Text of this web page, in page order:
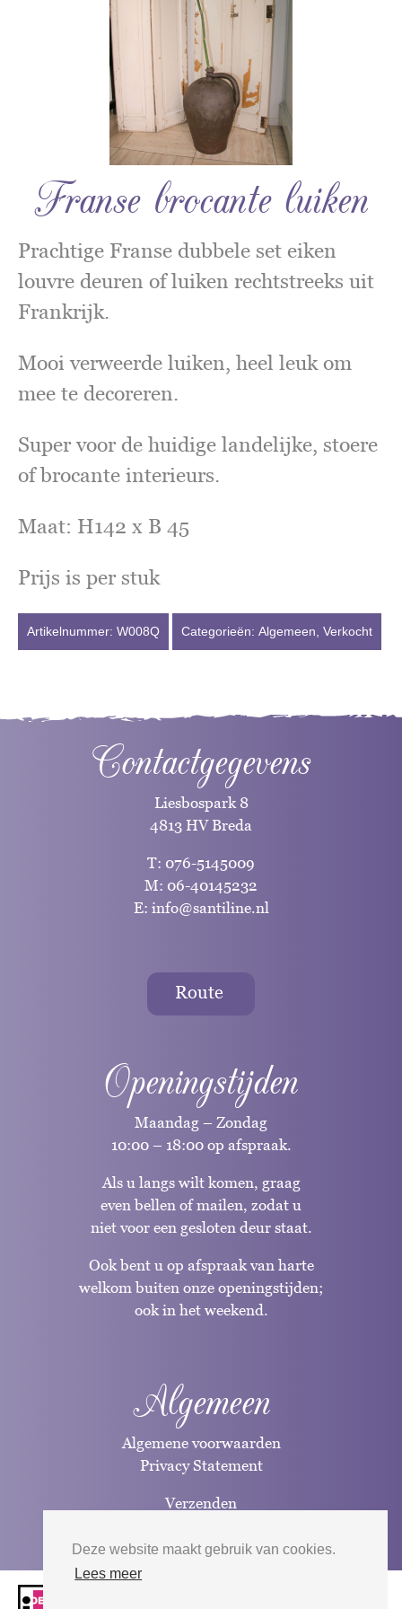
Deze website maakt gebruik van cookies.
Lees meer
Franse brocante luiken
Prachtige Franse dubbele set eiken
louvre deuren of luiken rechtstreeks uit
Frankrijk.
Mooi verweerde luiken, heel leuk om
mee te decoreren.
Super voor de huidige landelijke, stoere
of brocante interieurs.
Maat: H142 x B 45
Prijs is per stuk
Artikelnummer: W008Q Categorieën: Algemeen Verkocht
Contactgegevens
Liesbospark 8
4813 HV Breda
T: 076-5145009
M: 06-40145232
E: info@santiline.nl
Route
Openingstijden
Maandag – Zondag
10:00 – 18:00 op afspraak.
Als u langs wilt komen, graag
even bellen of mailen, zodat u
niet voor een gesloten deur staat.
Ook bent u op afspraak van harte
welkom buiten onze openingstijden;
ook in het weekend.
Algemeen
Algemene voorwaarden
Privacy Statement
Verzenden